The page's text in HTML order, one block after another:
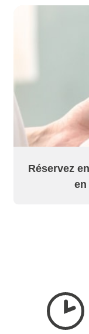
Réservez
en